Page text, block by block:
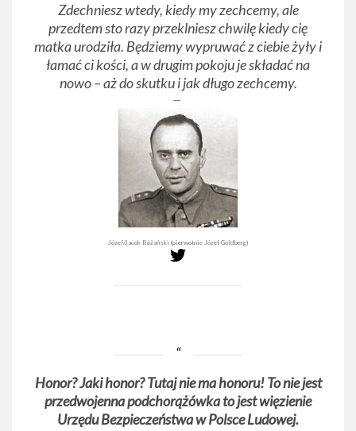
Zdechniesz wtedy, kiedy my zechcemy, ale
przedtem sto razy przeklniesz chwilę kiedy cię
matka urodziła. Będziemy wypruwać z ciebie żyły i
łamać ci kości, a w drugim pokoju je składać na
nowo – aż do skutku i jak długo zechcemy.
Józef/Jacek Różański (pierwotnie Józef Goldberg)
Honor? Jaki honor? Tutaj nie ma honoru! To nie jest
przedwojenna podchorążówka to jest więzienie
Urzędu Bezpieczeństwa w Polsce Ludowej.